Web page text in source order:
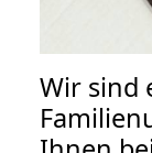
Wir sind